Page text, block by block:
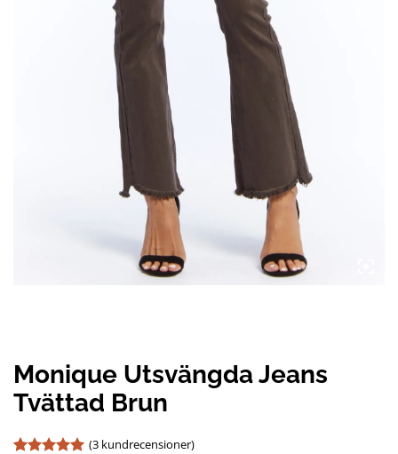
Monique Utsvängda Jeans
Tvättad Brun
(3kundrecensioner)